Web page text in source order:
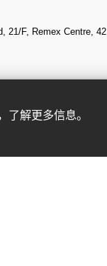
21/F, Remex Centre, 42
了解更多信息。